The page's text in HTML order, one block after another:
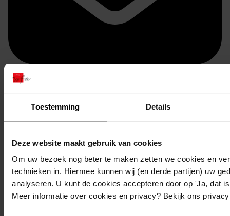
Toestemming Details
Deze website maakt gebruik van cookies
Om uw bezoek nog beter te maken zetten we cookies en
technieken in. Hiermee kunnen wij (en derde partijen) uw
analyseren. U kunt de cookies accepteren door op 'Ja, dat
Meer informatie over cookies en privacy? Bekijk ons